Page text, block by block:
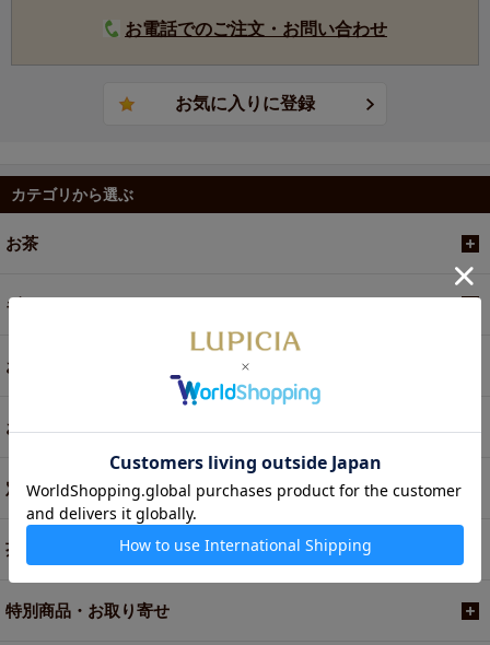
お電話でのご注文・お問い合わせ
カテゴリから選ぶ
お茶
ギフト
お菓子・食品・飲料
お買い得商品
定期便
茶器・オリジナルグッズ
特別商品・お取り寄せ